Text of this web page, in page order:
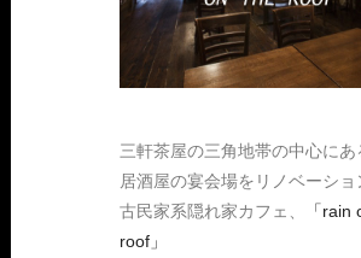
三軒茶屋の三角地帯の中心にあ
居酒屋の宴会場をリノベーショ
古民家系隠れ家カフェ、
「rain
roof」